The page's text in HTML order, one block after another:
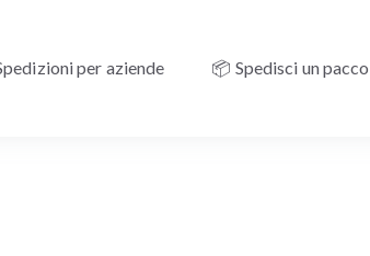
per aziende 📦 Spedisci un